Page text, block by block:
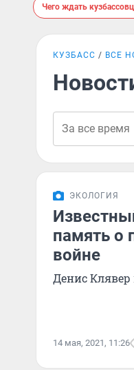
Чего ждать
КУЗБАСС ВСЕ
ЭКОЛОГИЯ
память о
войне
Денис
14 мая, 2021, 11:26